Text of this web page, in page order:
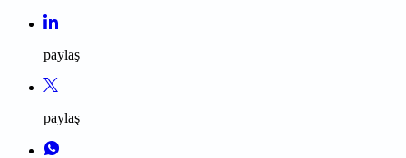
paylaş
paylaş